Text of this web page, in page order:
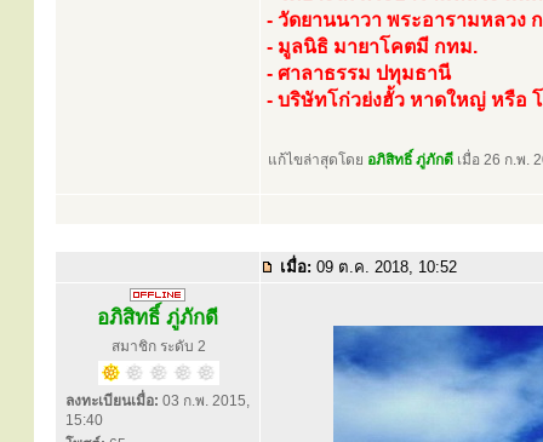
- วัดยานนาวา พระอารามหลวง
- มูลนิธิ มายาโคตมี กทม.
- ศาลาธรรม ปทุมธานี
- บริษัทโก่วย่งฮั้ว หาดใหญ่ หรือ
แก้ไขล่าสุดโดย อภิสิทธิ์ ภู่ภักดี เมื่อ 26 ก.พ.
เมื่อ: 09 ต.ค. 2018, 10:52
อภิสิทธิ์ ภู่ภักดี
สมาชิก ระดับ 2
ลงทะเบียนเมื่อ: 03 ก.พ. 2015,
15:40